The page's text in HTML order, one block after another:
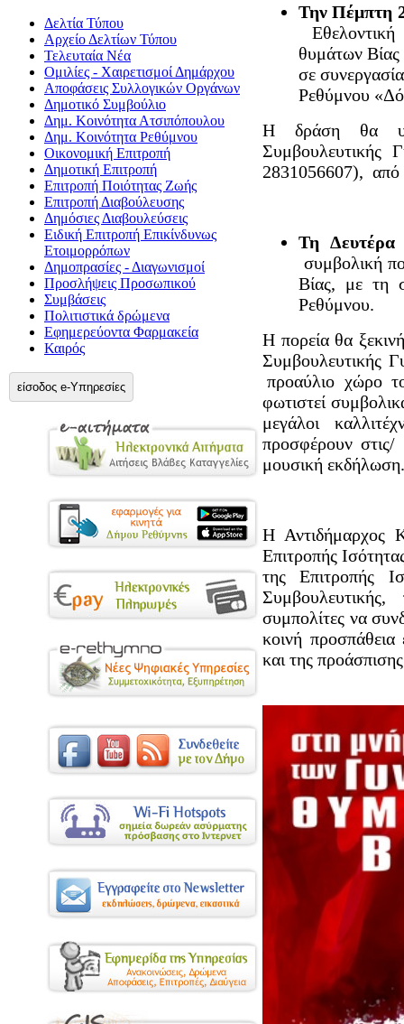
Δελτία Τύπου
Αρχείο Δελτίων Τύπου
Τελευταία Νέα
Ομιλίες - Χαιρετισμοί Δημάρχου
Αποφάσεις Συλλογικών Οργάνων
Δημοτικό Συμβούλιο
Δημ. Κοινότητα Ατσιπόπουλου
Δημ. Κοινότητα Ρεθύμνου
Οικονομική Επιτροπή
Δημοτική Επιτροπή
Επιτροπή Ποιότητας Ζωής
Επιτροπή Διαβούλευσης
Δημόσιες Διαβουλεύσεις
Ειδική Επιτροπή Επικίνδυνως
Ετοιμορρόπων
Δημοπρασίες - Διαγωνισμοί
Προσλήψεις Προσωπικού
Συμβάσεις
Πολιτιστικά δρώμενα
Εφημερεύοντα Φαρμακεία
Καιρός
είσοδος e-Υπηρεσίες
Την Πέμπτη
θυμάτων
σε
Ρεθύμνου
Η δράση θα
Συμβουλευτικής
2831056607), από
Τη Δευτέρα
συμβολική
Βίας, με τη
Ρεθύμνου.
Η πορεία θα
Συμβουλευτικής
προαύλιο χώρο
φωτιστεί
μεγάλοι
προσφέρουν στις/
μουσική εκδήλωση.
Η Αντιδήμαρχος
Επιτροπής
της Επιτροπής
Συμβουλευτικής,
συμπολίτες να
κοινή
και της